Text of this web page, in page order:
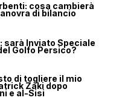
cosa cambierà
di bilancio
sarà Inviato Speciale
Golfo Persico?
di togliere il mio
Zaki dopo
e al-Sisi